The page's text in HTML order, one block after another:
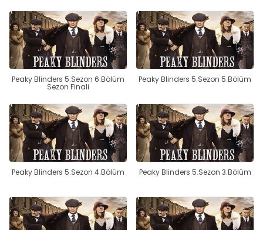
Peaky Blinders 5.Sezon 6.Bölüm
Sezon Finali
Peaky Blinders 5.Sezon 5.Bölüm
Peaky Blinders 5.Sezon 4.Bölüm Peaky Blinders 5.Sezon 3.Bölüm